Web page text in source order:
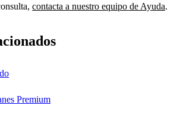
contacta a nuestro equipo de Ayuda.
Premium